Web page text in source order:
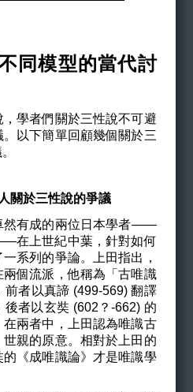
同模型的當代討
學者們關於三性說不可避
以下簡單回顧幾個關於三
關於三性說的爭議
然有成的兩位日本學者——
在上世紀中葉，針對如何
系列的爭論。上田指出，
個流派，他稱為「古唯識
者以真諦 (499-569) 翻譯
者以玄奘 (602？-662) 的
在兩者中，上田認為唯識古
親的原意。相對於上田的
《成唯識論》才是唯識學